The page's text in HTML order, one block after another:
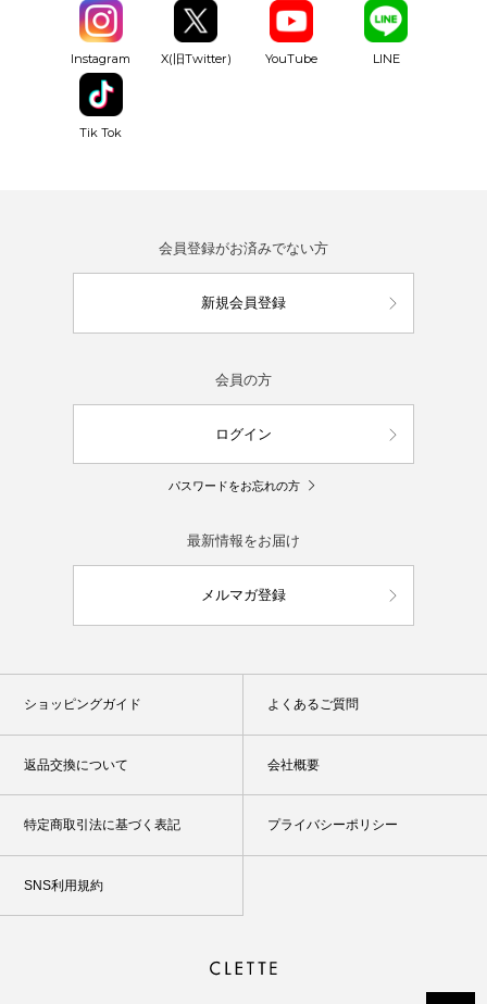
Instagram X(旧Twitter) YouTube LINE
Tik Tok
会員登録がお済みでない方
新規会員登録
会員の方
ログイン
パスワードをお忘れの方
最新情報をお届け
メルマガ登録
ショッピングガイド よくあるご質問
返品交換について 会社概要
特定商取引法に基づく表記 プライバシーポリシー
SNS利用規約